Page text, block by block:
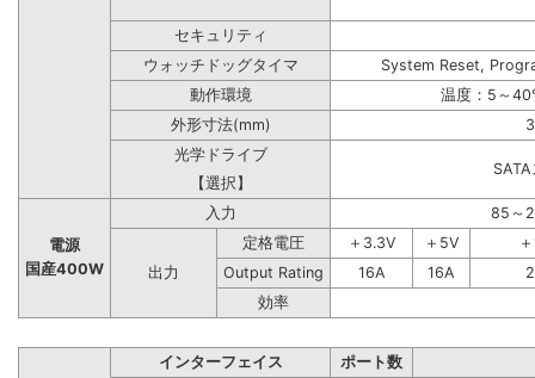
セキュリティ
ウォッチドッグタイマ
System Reset,
動作環境
温度：5～
外形寸法(mm)
光学ドライブ
【選択】
電源
国産400W
入力 85～
出力
定格電圧 ＋3.3V ＋5V
Output Rating
16A 16A
効率
インターフェイス ポート数